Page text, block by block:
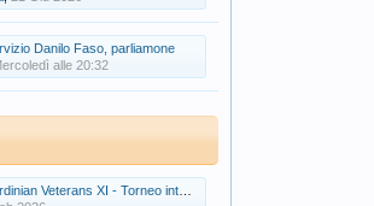
Danilo Faso, parliamone
alle 20:32
Veterans XI - Torneo internazionale open